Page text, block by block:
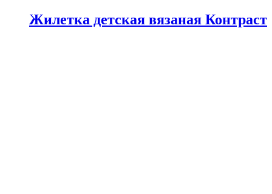
Жилетка детская вязаная Контраст